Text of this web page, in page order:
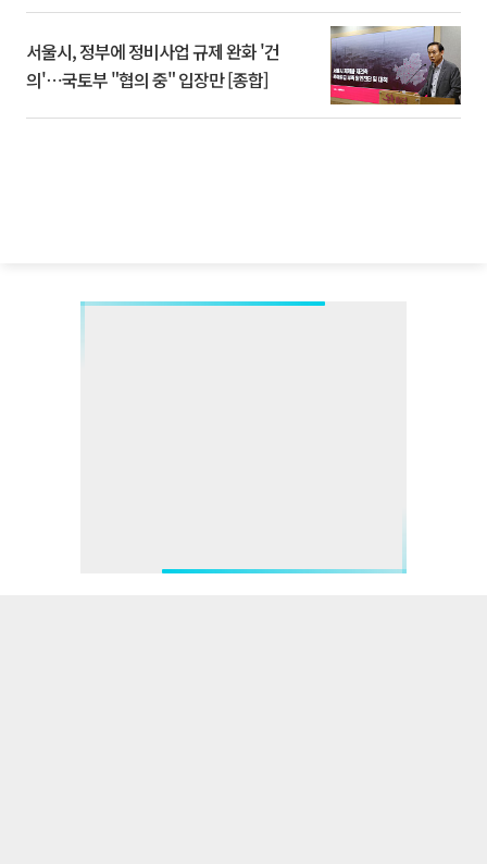
서울시, 정부에 정비사업 규제 완화 '건
의'⋯국토부 "협의 중" 입장만 [종합]